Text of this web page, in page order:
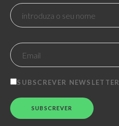
SUBSCREVER NEWSLETTER